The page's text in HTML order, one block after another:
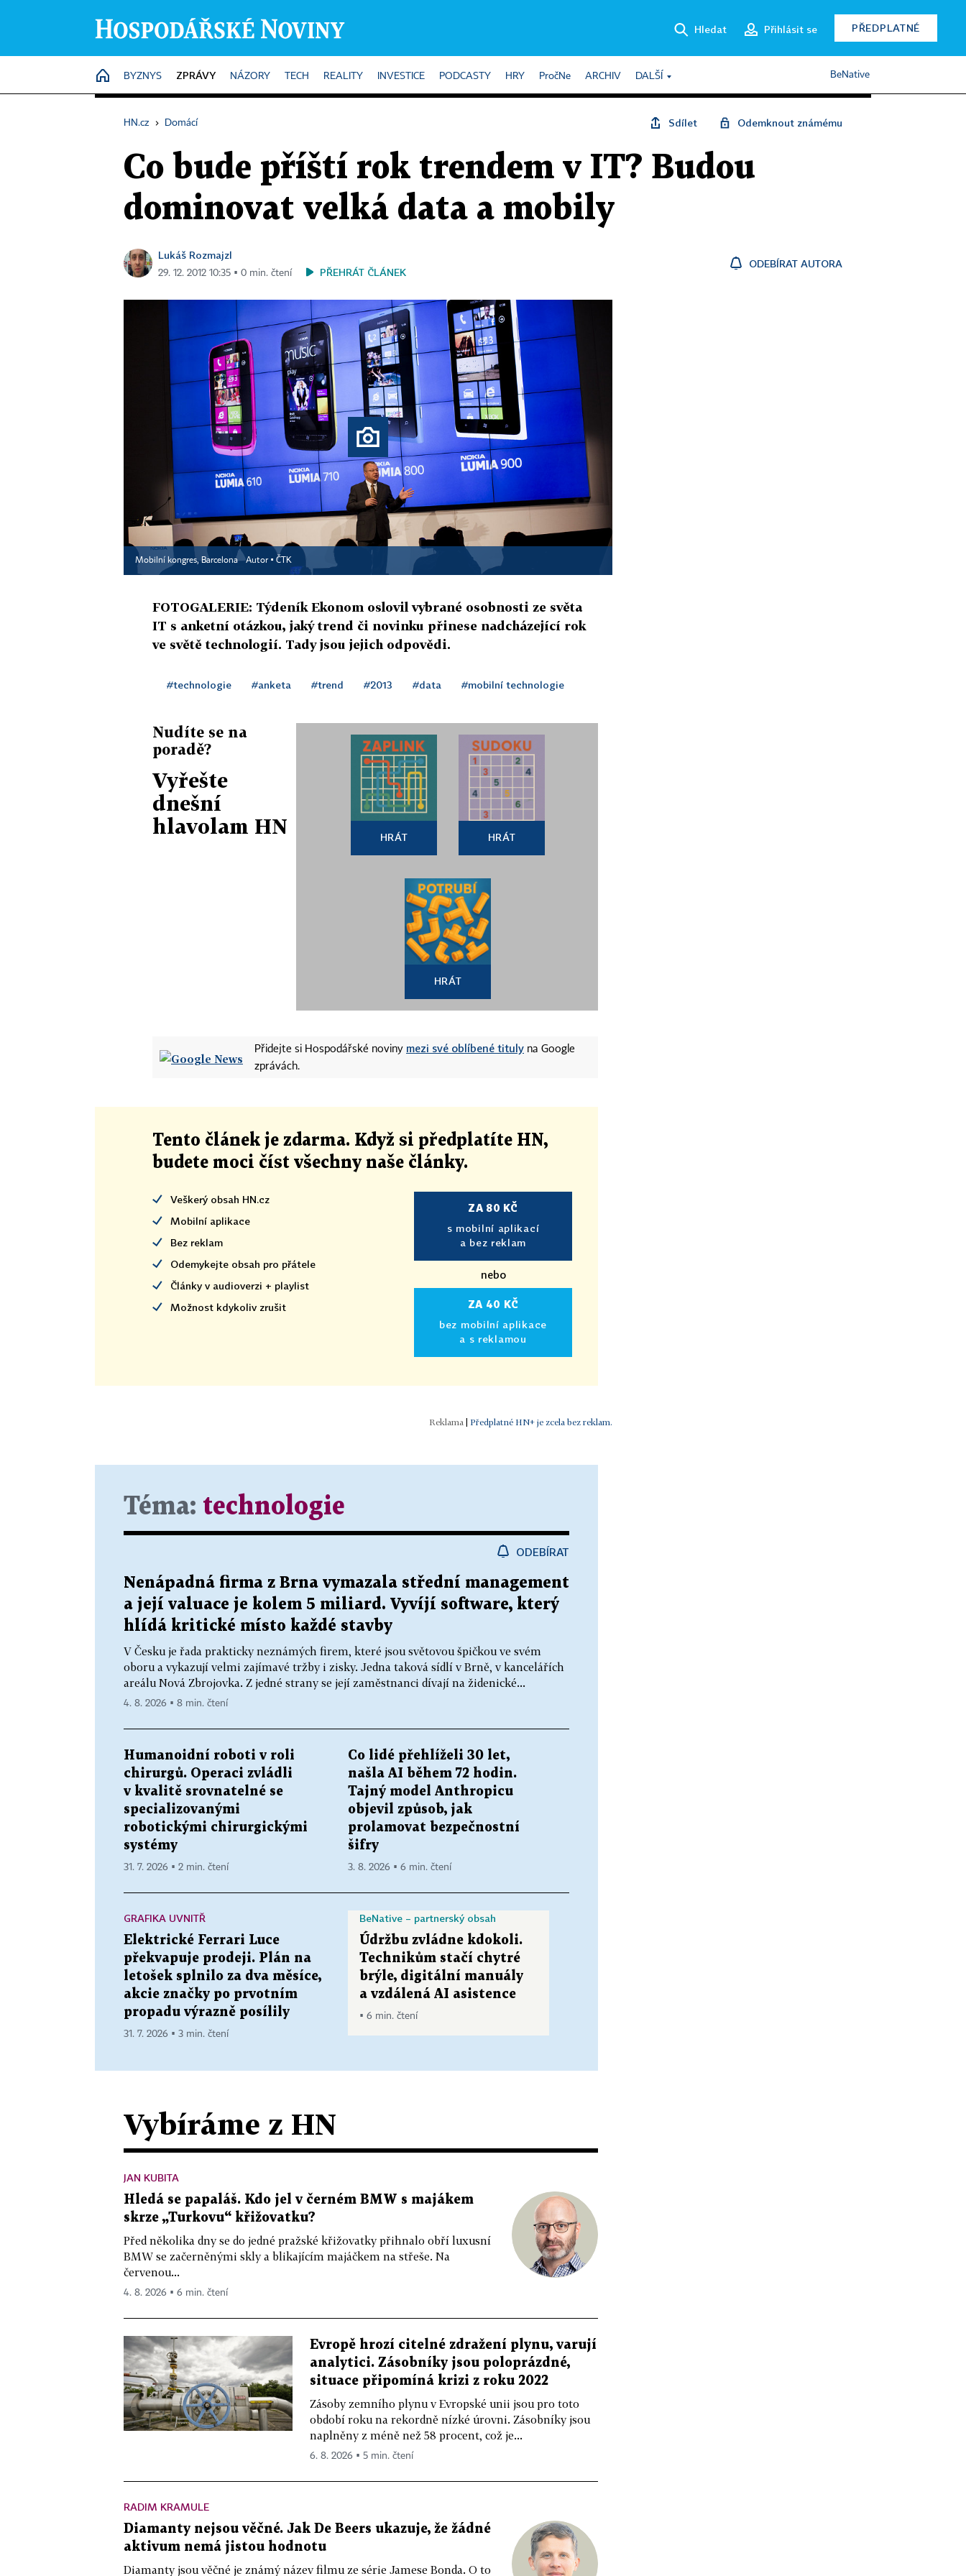
Hledat Přihlásit se PŘEDPLATNÉ
HOME
BYZNYS ZPRÁVY NÁZORY TECH REALITY INVESTICE PODCASTY HRY PročNe ARCHIV DALŠÍ BeNative
HN.cz › Domácí Sdílet Odemknout známému
Co bude příští rok trendem v IT? Budou
dominovat velká data a mobily
Lukáš Rozmajzl
29. 12. 2012 10:35 ▪ 0 min. čtení PŘEHRÁT ČLÁNEK
ODEBÍRAT AUTORA
Mobilní kongres, Barcelona Autor ▪ ČTK
FOTOGALERIE: Týdeník Ekonom oslovil vybrané osobnosti ze světa
IT s anketní otázkou, jaký trend či novinku přinese nadcházející rok
ve světě technologií. Tady jsou jejich odpovědi.
#technologie #anketa #trend #2013 #data #mobilní technologie
Nudíte se na
poradě?
Vyřešte
dnešní
hlavolam HN
HRÁT HRÁT
HRÁT
Přidejte si Hospodářské noviny mezi své oblíbené tituly na Google
zprávách.
Tento článek je zdarma. Když si předplatíte HN,
budete moci číst všechny naše články.
Veškerý obsah HN.cz
Mobilní aplikace
Bez reklam
Odemykejte obsah pro přátele
Články v audioverzi + playlist
Možnost kdykoliv zrušit
ZA 80 KČ
s mobilní aplikací
a bez reklam
nebo
ZA 40 KČ
bez mobilní aplikace
a s reklamou
| Předplatné HN+ je zcela bez reklam.
Téma: technologie
ODEBÍRAT
Nenápadná firma z Brna vymazala střední management
a její valuace je kolem 5 miliard. Vyvíjí software, který
hlídá kritické místo každé stavby
V Česku je řada prakticky neznámých firem, které jsou světovou špičkou ve svém
oboru a vykazují velmi zajímavé tržby i zisky. Jedna taková sídlí v Brně, v kancelářích
areálu Nová Zbrojovka. Z jedné strany se její zaměstnanci dívají na židenické...
4. 8. 2026 ▪ 8 min. čtení
Humanoidní roboti v roli
chirurgů. Operaci zvládli
v kvalitě srovnatelné se
specializovanými
robotickými chirurgickými
systémy
31. 7. 2026 ▪ 2 min. čtení
Co lidé přehlíželi 30 let,
našla AI během 72 hodin.
Tajný model Anthropicu
objevil způsob, jak
prolamovat bezpečnostní
šifry
3. 8. 2026 ▪ 6 min. čtení
GRAFIKA UVNITŘ
Elektrické Ferrari Luce
překvapuje prodeji. Plán na
letošek splnilo za dva měsíce,
akcie značky po prvotním
propadu výrazně posílily
31. 7. 2026 ▪ 3 min. čtení
BeNative – partnerský obsah
Údržbu zvládne kdokoli.
Technikům stačí chytré
brýle, digitální manuály
a vzdálená AI asistence
▪ 6 min. čtení
Vybíráme z HN
JAN KUBITA
Hledá se papaláš. Kdo jel v černém BMW s majákem
skrze „Turkovu“ křižovatku?
Před několika dny se do jedné pražské křižovatky přihnalo obří luxusní
BMW se začerněnými skly a blikajícím majáčkem na střeše. Na
červenou...
4. 8. 2026 ▪ 6 min. čtení
Evropě hrozí citelné zdražení plynu, varují
analytici. Zásobníky jsou poloprázdné,
situace připomíná krizi z roku 2022
Zásoby zemního plynu v Evropské unii jsou pro toto
období roku na rekordně nízké úrovni. Zásobníky jsou
naplněny z méně než 58 procent, což je...
6. 8. 2026 ▪ 5 min. čtení
RADIM KRAMULE
Diamanty nejsou věčné. Jak De Beers ukazuje, že žádné
aktivum nemá jistou hodnotu
Diamanty jsou věčné je známý název filmu ze série Jamese Bonda. O to